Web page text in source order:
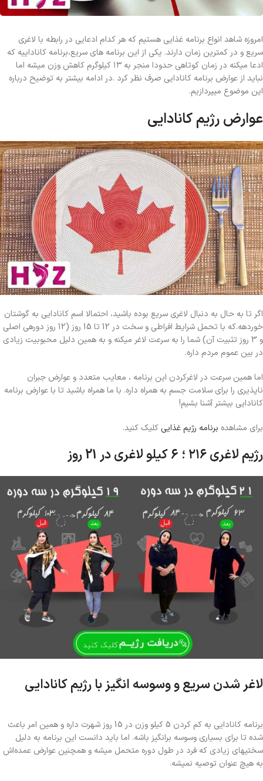
امروزه شاهد انواع برنامه غذایی هستیم که هر کدام ادعایی در رابطه با لاغری
سریع و در کمترین زمان دارند. یکی از این برنامه های سریع،برنامه کاناداییه که
ادعا میکنه در زمان کوتاهی حدودا منجر به ۱۳ کیلوگرم کاهش وزن میشه اما
نباید از عوارض برنامه کانادایی صرف نظر کرد .در ادامه بیشتر به توضیح درباره
این موضوع میپردازیم.
عوارض رژیم کانادایی
اگر تا به حال به دنبال لاغری سریع بوده باشید، احتمالا اسم کانادایی به گوشتان
خوردهه.که با تحمل شرایط افراطی و سخت در 12 تا 15 روز (12 روز دورهی اصلی
و 3 روز تثبیت آن) شما را به سرعت لاغر میکنه و به همین دلیل محبوبیت زیادی
در بین عموم مردم داره.
اما همین سرعت در لاغرکردن این برنامه ، معایب متعدد و عوارض جبران
ناپذیری را برای سلامت جسم به همراه داره. با ما همراه باشید تا با عوارض برنامه
کانادایی بیشتر آشنا بشیم!
برای مشاهده برنامه رژیم غذایی کلیک کنید.
رژیم لاغری ۲۱۶ ؛ 6 کیلو لاغری در 21 روز
لاغر شدن سریع و وسوسه انگیز با رژیم کانادایی
برنامه کانادایی به کم کردن 5 کیلو وزن در 15 روز شهرت داره و همین امر باعث
شده تا برای بسیاری وسوسه برانگیز باشه. اما باید دانست این برنامه به دلیل
سختیهای زیادی که فرد در طول دوره متحمل میشه و همچنین عوارض عمده‌اش
به هیچ عنوان توصیه نمیشه.